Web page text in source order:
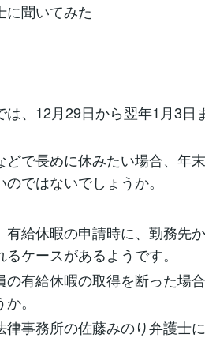
聞いてみた
は、12月29日から翌年1月3日
どで長めに休みたい場合、年
ではないでしょうか。
給休暇の申請時に、勤務先
ケースがあるようです。
の有給休暇の取得を断った場
。
事務所の佐藤みのり弁護士に